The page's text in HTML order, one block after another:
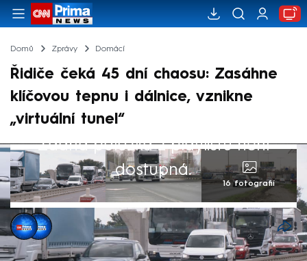
Domů Zprávy Domácí
Řidiče čeká 45 dní chaosu: Zasáhne
klíčovou tepnu i dálnice, vznikne
„virtuální tunel“
Žádná položka z playlistu není
dostupná.
16 fotografií
Jan Hošek
Kateřina Vašíčková
16. čvn 2026, 14:35